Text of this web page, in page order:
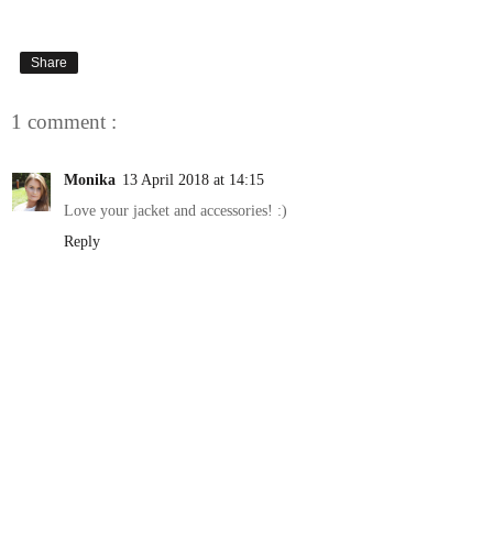
Share
1 comment :
Monika 13 April 2018 at 14:15
Love your jacket and accessories! :)
Reply